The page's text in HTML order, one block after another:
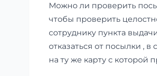
Можно ли проверить
чтобы проверить
сотруднику пункта
отказаться от посылки ,
на ту же карту с которой